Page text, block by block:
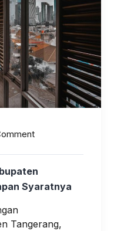
Syaratnya
Tangerang,